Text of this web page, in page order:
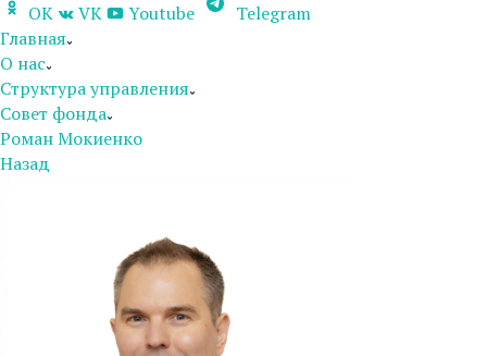
OK
VK Youtube
Telegram
Главная
О нас
Структура управления
Совет фонда
Роман Мокиенко
Назад